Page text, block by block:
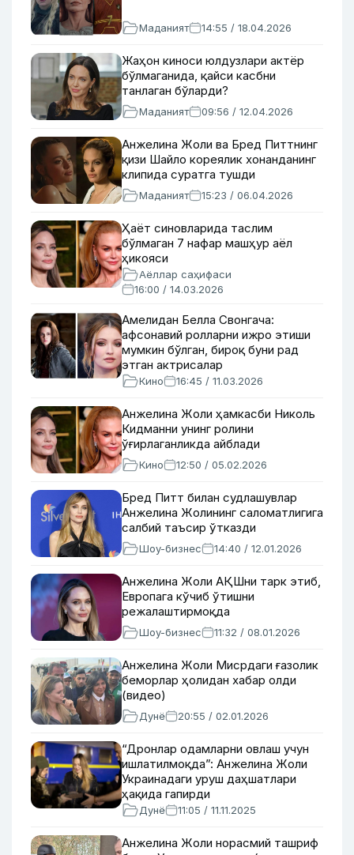
Маданият 14:55 / 18.04.2026
Жаҳон киноси юлдузлари актёр
бўлмаганида, қайси касбни
танлаган бўларди?
Маданият 09:56 / 12.04.2026
Анжелина Жоли ва Бред Питтнинг
қизи Шайло кореялик хонанданинг
клипида суратга тушди
Маданият 15:23 / 06.04.2026
Ҳаёт синовларида таслим
бўлмаган 7 нафар машҳур аёл
ҳикояси
Аёллар саҳифаси
16:00 / 14.03.2026
Амелидан Белла Свонгача:
афсонавий ролларни ижро этиши
мумкин бўлган, бироқ буни рад
этган актрисалар
Кино 16:45 / 11.03.2026
Анжелина Жоли ҳамкасби Николь
Кидманни унинг ролини
ўғирлаганликда айблади
Кино 12:50 / 05.02.2026
Бред Питт билан судлашувлар
Анжелина Жолининг саломатлигига
салбий таъсир ўтказди
Шоу-бизнес 14:40 / 12.01.2026
Анжелина Жоли АҚШни тарк этиб,
Европага кўчиб ўтишни
режалаштирмоқда
Шоу-бизнес 11:32 / 08.01.2026
Анжелина Жоли Мисрдаги ғазолик
беморлар ҳолидан хабар олди
(видео)
Дунё 20:55 / 02.01.2026
“Дронлар одамларни овлаш учун
ишлатилмоқда”: Анжелина Жоли
Украинадаги уруш даҳшатлари
ҳақида гапирди
Дунё 11:05 / 11.11.2025
Анжелина Жоли норасмий ташриф